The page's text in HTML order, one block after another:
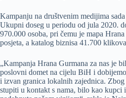
Kampanju na društvenim medijima
Ukupni doseg u periodu od jula 2020.
970.000 osoba, pri čemu je mapa
posjeta, a katalog biznisa 41.700
„Kampanja Hrana Gurmana za nas je
poslovni domet na cijelu BiH i
i izvan granica lokalnih zajednica.
stupiti u kontakt s nama, bilo kao kupci